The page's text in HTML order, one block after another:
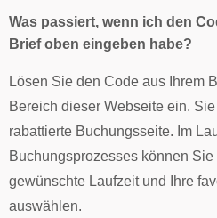
Was passiert, wenn ich den
Brief oben eingeben habe?
Lösen Sie den Code aus Ihrem
Bereich dieser Webseite ein.
rabattierte Buchungsseite. Im
Buchungsprozesses können
gewünschte Laufzeit und Ihre
auswählen.